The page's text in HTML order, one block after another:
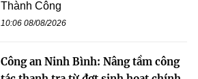
Thành Công
10:06 08/08/2026
Công an Ninh Bình: Nâng tầm công